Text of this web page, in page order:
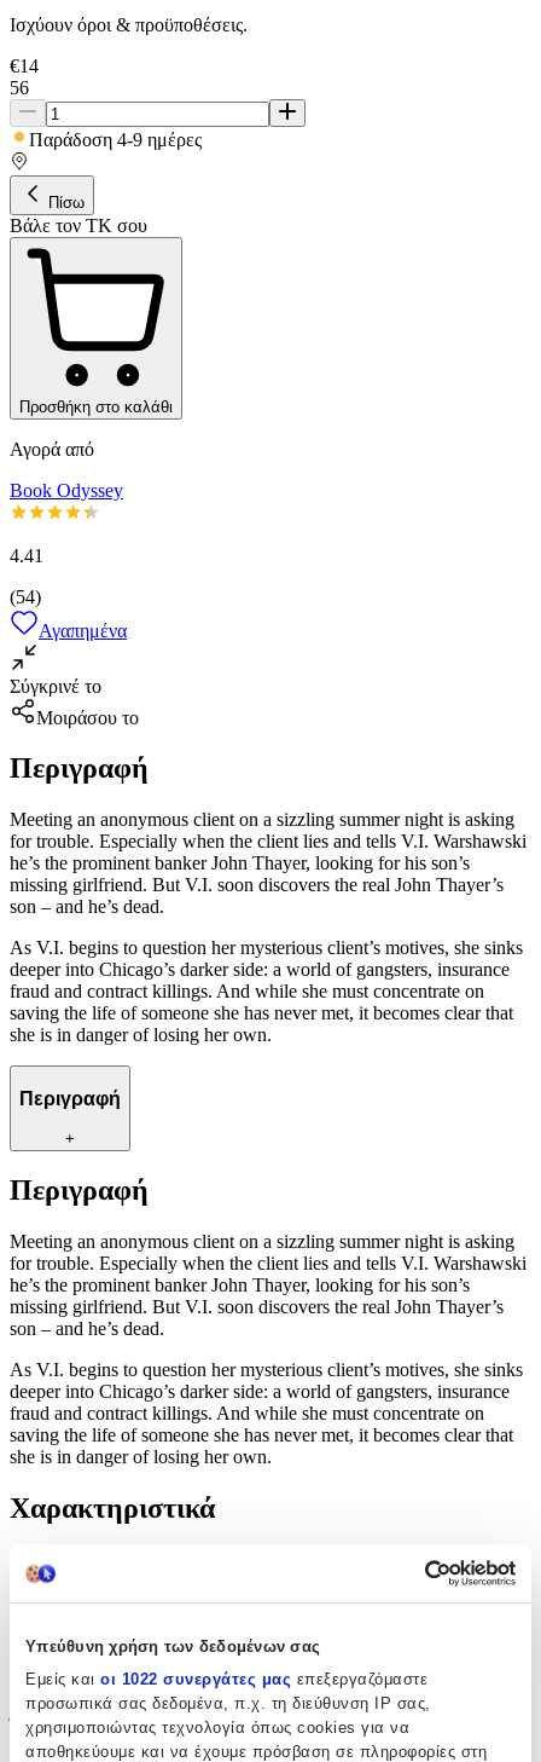
Υπεύθυνη χρήση των δεδομένων σας
Εμείς και οι 1022 συνεργάτες μας επεξεργαζόμαστε
προσωπικά σας δεδομένα, π.χ. τη διεύθυνση IP σας,
χρησιμοποιώντας τεχνολογία όπως cookies για να
αποθηκεύουμε και να έχουμε πρόσβαση σε πληροφορίες στη
Ισχύουν όροι & προϋποθέσεις.
€14
56
Παράδοση 4-9 ημέρες
Πίσω
Βάλε τον ΤΚ σου
Προσθήκη στο καλάθι
Αγορά από
Book Odyssey
4.41
(54)
Αγαπημένα
Σύγκρινέ το
Μοιράσου το
Περιγραφή
Meeting an anonymous client on a sizzling summer night is asking
for trouble. Especially when the client lies and tells V.I. Warshawski
he’s the prominent banker John Thayer, looking for his son’s
missing girlfriend. But V.I. soon discovers the real John Thayer’s
son – and he’s dead.
As V.I. begins to question her mysterious client’s motives, she sinks
deeper into Chicago’s darker side: a world of gangsters, insurance
fraud and contract killings. And while she must concentrate on
saving the life of someone she has never met, it becomes clear that
she is in danger of losing her own.
Περιγραφή
+
Περιγραφή
Meeting an anonymous client on a sizzling summer night is asking
for trouble. Especially when the client lies and tells V.I. Warshawski
he’s the prominent banker John Thayer, looking for his son’s
missing girlfriend. But V.I. soon discovers the real John Thayer’s
son – and he’s dead.
As V.I. begins to question her mysterious client’s motives, she sinks
deeper into Chicago’s darker side: a world of gangsters, insurance
fraud and contract killings. And while she must concentrate on
saving the life of someone she has never met, it becomes clear that
she is in danger of losing her own.
Χαρακτηριστικά
Συγγραφέας
Sara Paretsky
Εκδότης:
Hodder Paperback
Έτος Έκδοσης: